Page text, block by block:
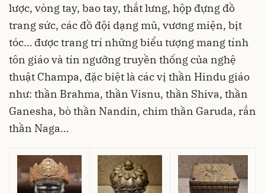
lược, vòng tay, bao tay, thắt lưng, hộp đựng đồ
trang sức, các đồ đội dạng mũ, vương miện, bịt
tóc… được trang trí những biểu tượng mang tính
tôn giáo và tín ngưỡng truyền thống của nghệ
thuật Champa, đặc biệt là các vị thần Hindu giáo
như: thần Brahma, thần Visnu, thần Shiva, thần
Ganesha, bò thần Nandin, chim thần Garuda, rắn
thần Naga…